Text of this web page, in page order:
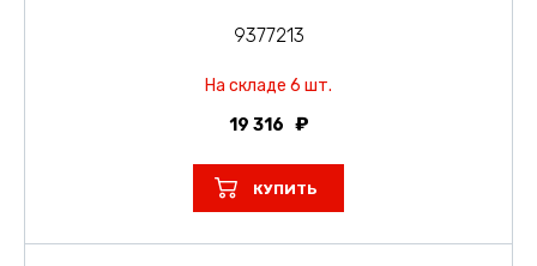
9377213
На складе 6 шт.
19 316
КУПИТЬ